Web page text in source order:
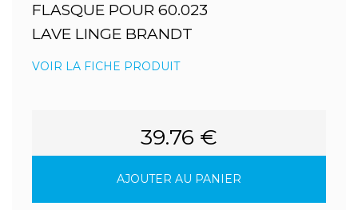
FLASQUE POUR 60.023
LAVE LINGE BRANDT
VOIR LA FICHE PRODUIT
39.76 €
AJOUTER AU PANIER